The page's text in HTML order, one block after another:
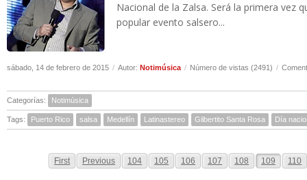
Nacional de la Zalsa. Será la primera vez
popular evento salsero...
sábado, 14 de febrero de 2015 / Autor: Notimúsica / Número de vistas (2491) /
Categorías: Notimúsica
Tags: Puerto Rico salsa Medellín Latinastereo Gilbertito Santa Rosa Día
First Previous 104 105 106 107 108 109 110